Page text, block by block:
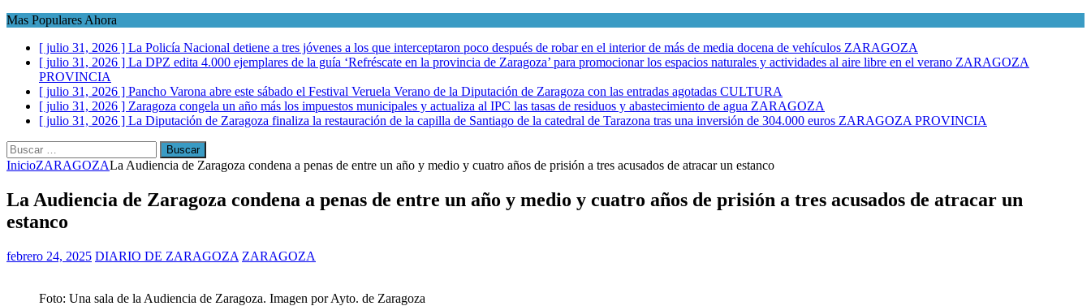
Mas Populares Ahora
[ julio 31, 2026 ] La Policía Nacional detiene a tres jóvenes a los que interceptaron poco después de robar en el interior de más de media docena de vehículos ZARAGOZA
[ julio 31, 2026 ] La DPZ edita 4.000 ejemplares de la guía ‘Refréscate en la provincia de Zaragoza’ para promocionar los espacios naturales y actividades al aire libre en el verano ZARAGOZA
PROVINCIA
[ julio 31, 2026 ] Pancho Varona abre este sábado el Festival Veruela Verano de la Diputación de Zaragoza con las entradas agotadas CULTURA
[ julio 31, 2026 ] Zaragoza congela un año más los impuestos municipales y actualiza al IPC las tasas de residuos y abastecimiento de agua ZARAGOZA
[ julio 31, 2026 ] La Diputación de Zaragoza finaliza la restauración de la capilla de Santiago de la catedral de Tarazona tras una inversión de 304.000 euros ZARAGOZA PROVINCIA
Buscar:
InicioZARAGOZALa Audiencia de Zaragoza condena a penas de entre un año y medio y cuatro años de prisión a tres acusados de atracar un estanco
La Audiencia de Zaragoza condena a penas de entre un año y medio y cuatro años de prisión a tres acusados de atracar un
estanco
febrero 24, 2025 DIARIO DE ZARAGOZA ZARAGOZA
Foto: Una sala de la Audiencia de Zaragoza. Imagen por Ayto. de Zaragoza